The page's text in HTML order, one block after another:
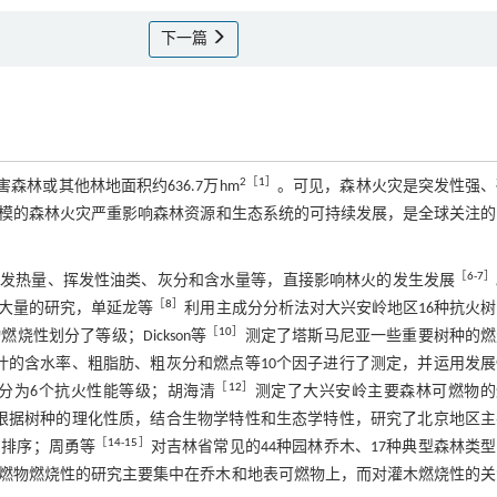
下一篇
森林或其他林地面积约636.7万hm2［ 1
。可见，森林火灾是突发性强
的森林火灾严重影响森林资源和生态系统的可持续发展，是全球关注
热量、挥发性油类、灰分和含水量等，直接影响林火的发生发展 ［6-7
量的研究，单延龙等 ［8 ］利用主成分分析法对大兴安岭地区16种抗火
烧性划分了等级；Dickson等
10
测定了塔斯马尼亚一些重要树种的
的含水率、粗脂肪、粗灰分和燃点等10个因子进行了测定，并运用发
为6个抗火性能等级；胡海清
12
测定了大兴安岭主要森林可燃物
据树种的理化性质，结合生物学特性和生态学特性，研究了北京地区
序；周勇等
14-15
对吉林省常见的44种园林乔木、17种典型森林类
燃烧性的研究主要集中在乔木和地表可燃物上，而对灌木燃烧性的